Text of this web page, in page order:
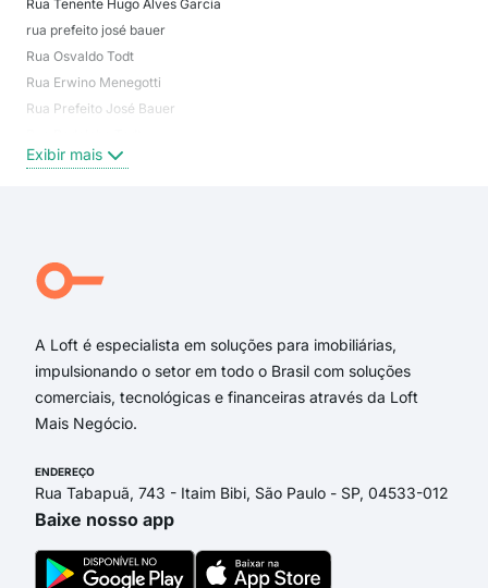
Rua Tenente Hugo Alves Garcia
rua prefeito josé bauer
Rua Osvaldo Todt
Rua Erwino Menegotti
Rua Prefeito José Bauer
Rua Anna Muller Enke
Rua Willy Dorow
Rua Vista Alegre
Exibir mais
A Loft é especialista em soluções para imobiliárias,
impulsionando o setor em todo o Brasil com soluções
comerciais, tecnológicas e financeiras através da Loft
Mais Negócio.
ENDEREÇO
Rua Tabapuã, 743 - Itaim Bibi, São Paulo - SP, 04533-012
Baixe nosso app